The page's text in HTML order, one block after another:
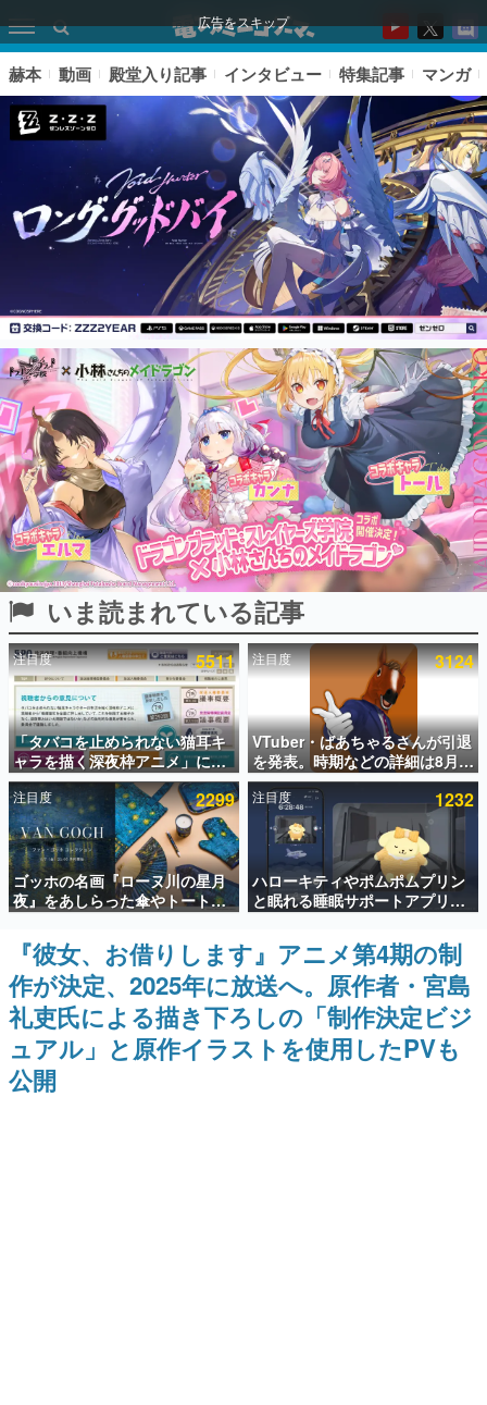
広告をスキップ
ピックアップ
電ファミのいま読まれている記事ランキング
アプリセール情報
インタビュー
連載・特集一覧
殿堂入り記事
SNS拡散数が数千以上！ ページビュー数万以上！ などな
ど。多くの人々に読まれた、電ファミ渾身の“殿堂入り”記
事をまとめました。
ゲームの企画書
名作ゲームクリエイターの方々に製作時のエピソードをお
聞きし、ヒットする企画（ゲーム）とは何か？を探ってい
きます。
赫本
この物語を解いてはいけない。『赫本』は、〈試験問題〉
の形をした短編ホラー小説集です。
新世代に訊く
これからのデジタルゲーム市場を担う若きクリエイター達
の姿を追い、彼らのルーツと情熱を探っていきます。
ゲーム世代の作家たち
ゲームに多大な影響を受けた作家さんに取材し、ゲームが
日本のコンテンツ産業やカルチャーに与えた影響を探る企
画です。
日本モバイルゲーム産業史
日本のモバイルゲーム史における主要なトピック・タイト
赫本 動画 殿堂入り記事 インタビュー 特集記事 マンガ
いま読まれている記事
注目度 5511
「タバコを止められない猫耳キ
ャラを描く深夜枠アニメ」に視
聴者の一部から批判意見。違法
薬物の使用と思しき描写も含め
て、BPOが議論を交わす
注目度 3124
VTuber・ばあちゃるさんが引退
を発表。時期などの詳細は8月9
日15時からの配信で説明
注目度 2299
ゴッホの名画『ローヌ川の星月
夜』をあしらった傘やトートバ
ッグなどが登場。8月7日21時よ
り2日間限定で予約販売
注目度 1232
ハローキティやポムポムプリン
と眠れる睡眠サポートアプリ
『ゆめたび』が配信中。キャラ
ごとのASMRや目覚ましアラー
ムも搭載
『彼女、お借りします』アニメ第4期の制
作が決定、2025年に放送へ。原作者・宮島
礼吏氏による描き下ろしの「制作決定ビジ
ュアル」と原作イラストを使用したPVも
公開